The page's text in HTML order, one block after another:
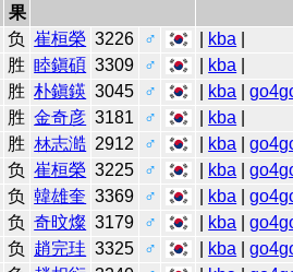
果
负 崔桓榮 3226 ♂ kba
胜 睦鎭碩 3309 ♂ kba
胜 朴鎭鍈 3045 ♂ kba |
胜 金奇彦 3181 ♂ kba
胜 林志澔 2912 ♂ kba |
负 崔桓榮 3225 ♂ kba |
负 韓雄奎 3369 ♂ kba |
负 奇旼燦 3179 ♂ kba |
负 趙完珪 3325 ♂ kba |